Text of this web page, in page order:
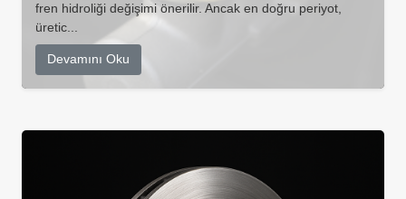
fren hidroliği değişimi önerilir. Ancak en doğru periyot,
üretic...
Devamını Oku